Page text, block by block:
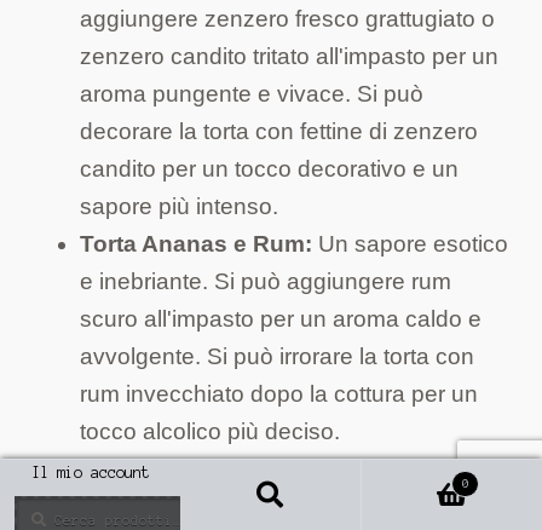
aggiungere zenzero fresco grattugiato o
zenzero candito tritato all'impasto per un
aroma pungente e vivace. Si può
decorare la torta con fettine di zenzero
candito per un tocco decorativo e un
sapore più intenso.
Torta Ananas e Rum: Un sapore esotico
e inebriante. Si può aggiungere rum
scuro all'impasto per un aroma caldo e
avvolgente. Si può irrorare la torta con
rum invecchiato dopo la cottura per un
tocco alcolico più deciso.
Torta Ananas e Noci Pecan:
variante golosa e croccante. Si possono
Il mio account
0